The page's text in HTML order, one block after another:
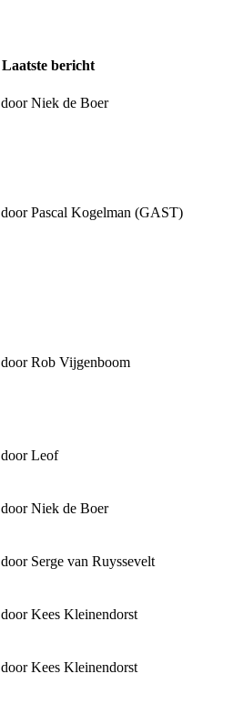
Laatste bericht
doorNiek de Boer
doorPascal Kogelman (GAST)
doorRob Vijgenboom
doorLeof
doorNiek de Boer
door Serge van Ruyssevelt
doorKees Kleinendorst
doorKees Kleinendorst